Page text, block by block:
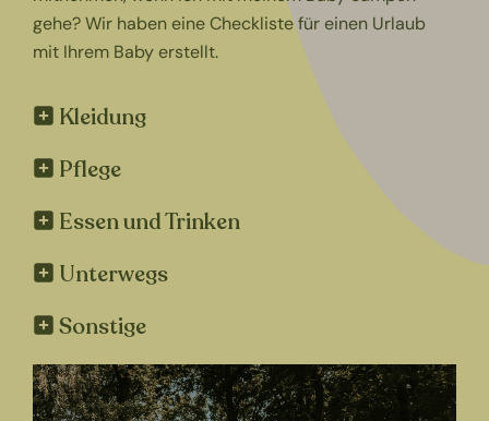
gehe? Wir haben eine Checkliste für einen Urlaub
mit Ihrem Baby erstellt.
Kleidung
Pflege
Essen und Trinken
Unterwegs
Sonstige